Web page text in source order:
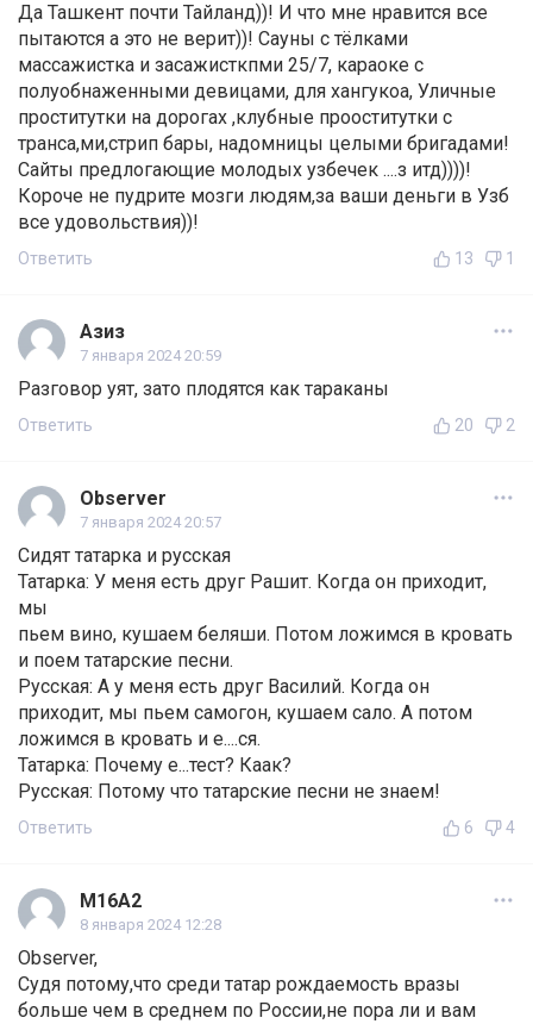
Да Ташкент почти Тайланд))! И что мне нравится все
пытаются а это не верит))! Сауны с тёлками
массажистка и засажисткпми 25/7, караоке с
полуобнаженными девицами, для хангукоа, Уличные
проститутки на дорогах ,клубные прооститутки с
транca,ми,стрип бары, надомницы целыми бригадами!
Сайты предлогающие молодых узбечек ....з итд))))!
Короче не пудрите мозги людям,за ваши деньги в Узб
все удовольствия))!
Ответить 13 1
Азиз
7 января 2024 20:59
Разговор уят, зато плодятся как тараканы
Ответить 20 2
Observer
7 января 2024 20:57
Сидят татарка и русская
Татарка: У меня есть друг Рашит. Когда он приходит,
мы
пьем вино, кушаем беляши. Потом ложимся в кровать
и поем татарские песни.
Русская: А у меня есть друг Василий. Когда он
приходит, мы пьем самогон, кушаем сало. А потом
ложимся в кровать и е....ся.
Татарка: Почему е...тест? Каак?
Русская: Потому что татарские песни не знаем!
Ответить 6 4
М16А2
8 января 2024 12:28
Observer,
Судя потому,что среди татар рождаемость вразы
больше чем в среднем по России,не пора ли и вам